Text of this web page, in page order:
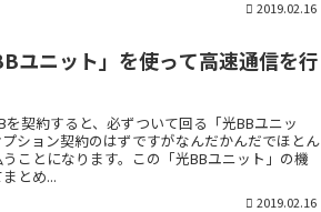
2019.02.16
ユニット」を使って高速通信を行
を契約すると、必ずついて回る「光BBユニッ
ション契約のはずですがなんだかんだでほとん
ことになります。この「光BBユニット」の機
とめ...
2019.02.16